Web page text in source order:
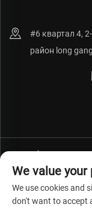
#6 квартал 4,
район long
Авторские
We value your
We use cookies and
don't want to accept